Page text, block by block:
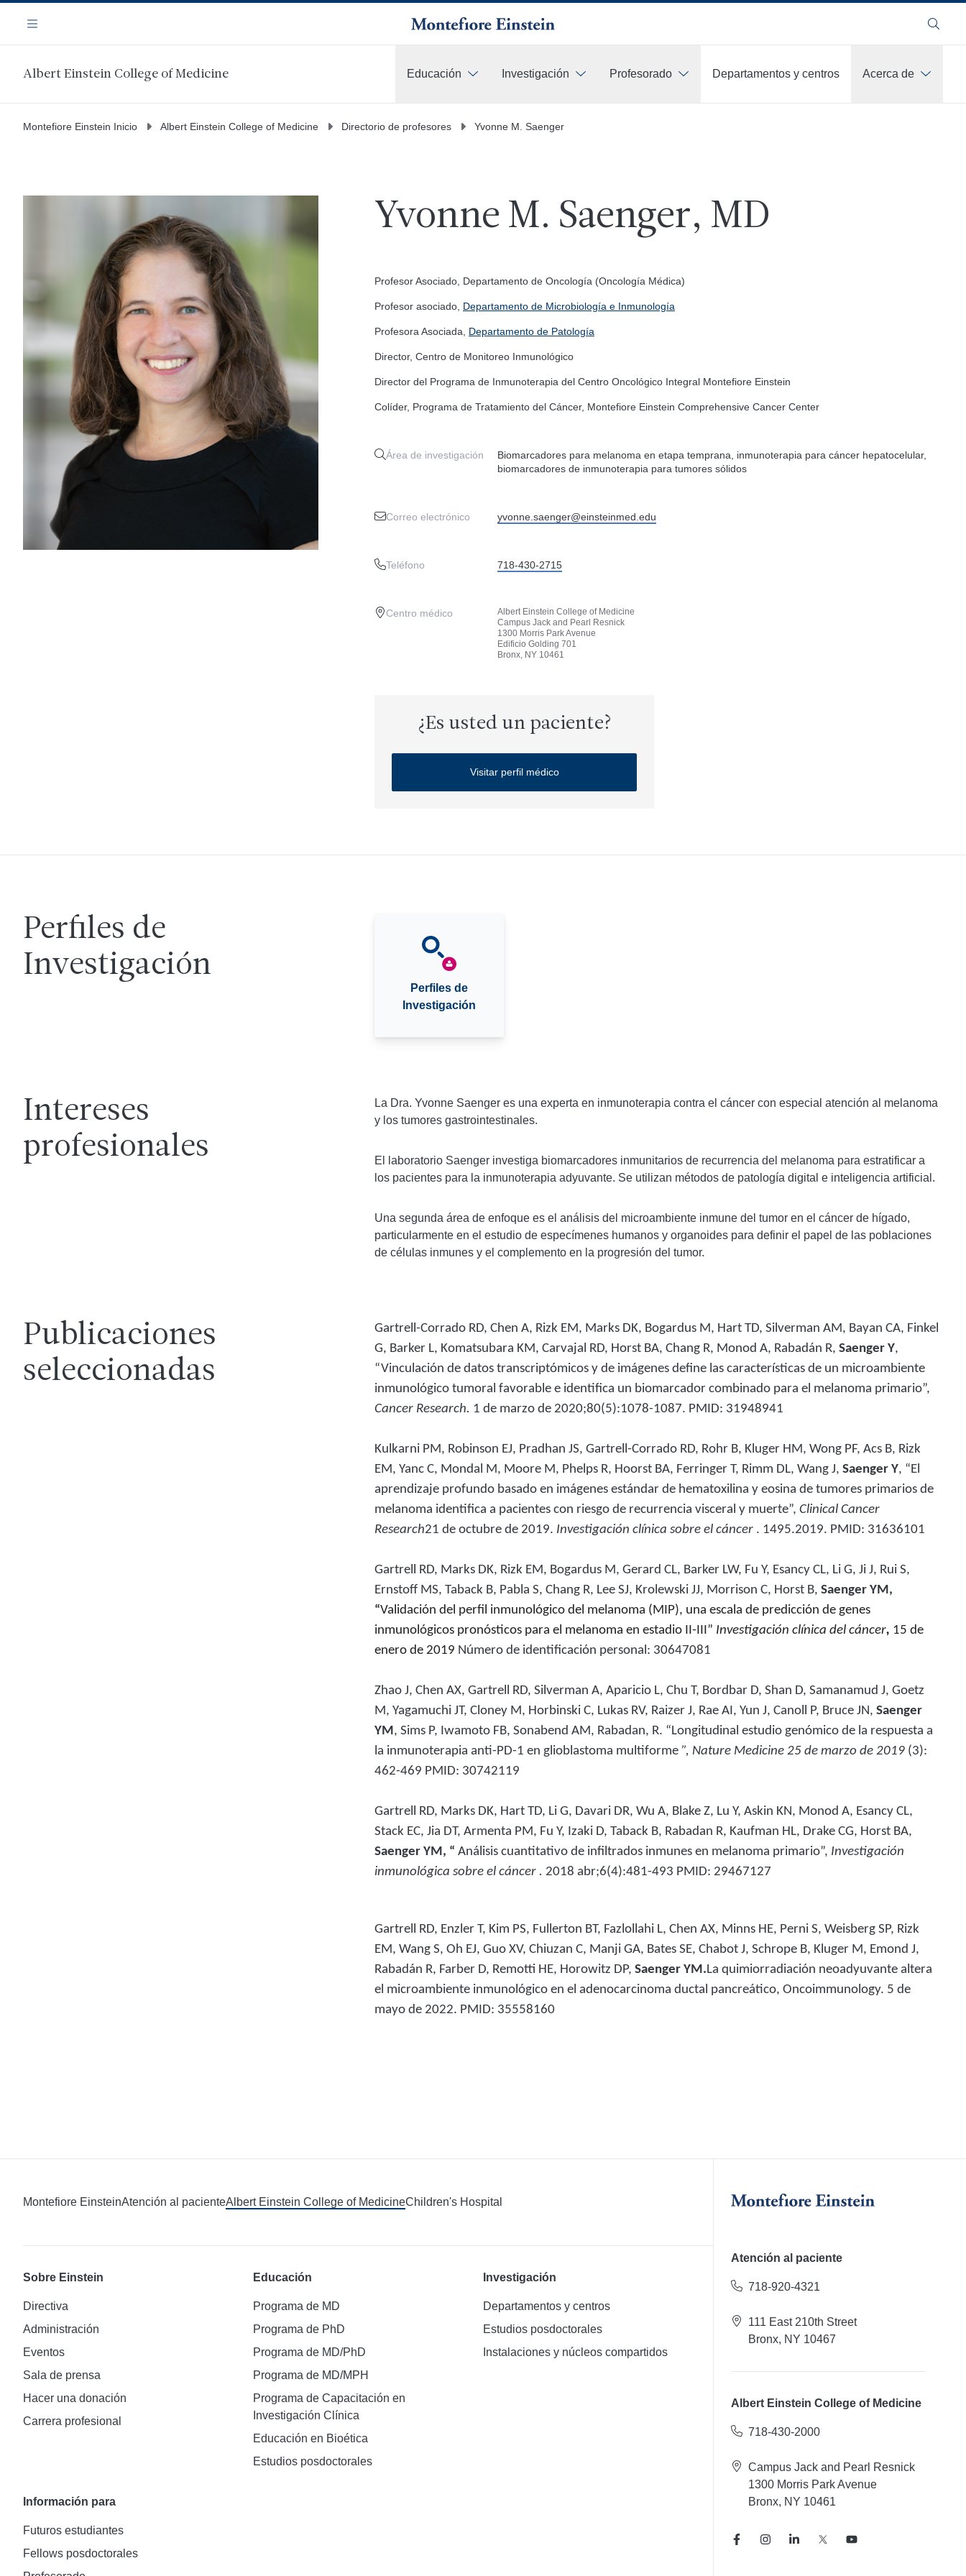
contenido
Navegación
Menú Buscar
Albert Einstein College of Medicine Educación Investigación Profesorado Departamentos y centros
Acerca de
Montefiore Einstein Inicio Albert Einstein College of Medicine Directorio de profesores Yvonne M. Saenger
Yvonne M. Saenger, MD
Profesor Asociado, Departamento de Oncología (Oncología Médica)
Profesor asociado, Departamento de Microbiología e Inmunología
Profesora Asociada, Departamento de Patología
Director, Centro de Monitoreo Inmunológico
Director del Programa de Inmunoterapia del Centro Oncológico Integral Montefiore Einstein
Colíder, Programa de Tratamiento del Cáncer, Montefiore Einstein Comprehensive Cancer Center
Área de investigación
Biomarcadores para melanoma en etapa temprana, inmunoterapia para cáncer hepatocelular,
biomarcadores de inmunoterapia para tumores sólidos
Correo electrónico yvonne.saenger@einsteinmed.edu
Teléfono 718-430-2715
Centro médico
Albert Einstein College of Medicine
Campus Jack and Pearl Resnick
1300 Morris Park Avenue
Edificio Golding 701
Bronx, NY 10461
¿Es usted un paciente?
Visitar perfil médico
Perfiles de
Investigación
Perfiles de
Investigación
Intereses
profesionales
La Dra. Yvonne Saenger es una experta en inmunoterapia contra el cáncer con especial atención al melanoma
y los tumores gastrointestinales.
El laboratorio Saenger investiga biomarcadores inmunitarios de recurrencia del melanoma para estratificar a
los pacientes para la inmunoterapia adyuvante. Se utilizan métodos de patología digital e inteligencia artificial.
Una segunda área de enfoque es el análisis del microambiente inmune del tumor en el cáncer de hígado,
particularmente en el estudio de especímenes humanos y organoides para definir el papel de las poblaciones
de células inmunes y el complemento en la progresión del tumor.
Publicaciones
seleccionadas
Gartrell-Corrado RD, Chen A, Rizk EM, Marks DK, Bogardus M, Hart TD, Silverman AM, Bayan CA, Finkel
G, Barker L, Komatsubara KM, Carvajal RD, Horst BA, Chang R, Monod A, Rabadán R, Saenger Y,
“Vinculación de datos transcriptómicos y de imágenes define las características de un microambiente
inmunológico tumoral favorable e identifica un biomarcador combinado para el melanoma primario”,
Cancer Research. 1 de marzo de 2020;80(5):1078-1087. PMID: 31948941
Kulkarni PM, Robinson EJ, Pradhan JS, Gartrell-Corrado RD, Rohr B, Kluger HM, Wong PF, Acs B, Rizk
EM, Yanc C, Mondal M, Moore M, Phelps R, Hoorst BA, Ferringer T, Rimm DL, Wang J, Saenger Y, “El
aprendizaje profundo basado en imágenes estándar de hematoxilina y eosina de tumores primarios de
melanoma identifica a pacientes con riesgo de recurrencia visceral y muerte”, Clinical Cancer
Research21 de octubre de 2019. Investigación clínica sobre el cáncer. 1495.2019. PMID: 31636101
Gartrell RD, Marks DK, Rizk EM, Bogardus M, Gerard CL, Barker LW, Fu Y, Esancy CL, Li G, Ji J, Rui S,
Ernstoff MS, Taback B, Pabla S, Chang R, Lee SJ, Krolewski JJ, Morrison C, Horst B, Saenger YM,
“Validación del perfil inmunológico del melanoma (MIP), una escala de predicción de genes
inmunológicos pronósticos para el melanoma en estadio II-III” Investigación clínica del cáncer, 15 de
enero de 2019 Número de identificación personal: 30647081
Zhao J, Chen AX, Gartrell RD, Silverman A, Aparicio L, Chu T, Bordbar D, Shan D, Samanamud J, Goetz
M, Yagamuchi JT, Cloney M, Horbinski C, Lukas RV, Raizer J, Rae AI, Yun J, Canoll P, Bruce JN, Saenger
YM, Sims P, Iwamoto FB, Sonabend AM, Rabadan, R. “Longitudinal estudio genómico de la respuesta a
la inmunoterapia anti-PD-1 en glioblastoma multiforme ”, Nature Medicine 25 de marzo de 2019(3):
462-469 PMID: 30742119
Gartrell RD, Marks DK, Hart TD, Li G, Davari DR, Wu A, Blake Z, Lu Y, Askin KN, Monod A, Esancy CL,
Stack EC, Jia DT, Armenta PM, Fu Y, Izaki D, Taback B, Rabadan R, Kaufman HL, Drake CG, Horst BA,
Saenger YM, “ Análisis cuantitativo de infiltrados inmunes en melanoma primario”, Investigación
inmunológica sobre el cáncer . 2018 abr;6(4):481-493 PMID: 29467127
Gartrell RD, Enzler T, Kim PS, Fullerton BT, Fazlollahi L, Chen AX, Minns HE, Perni S, Weisberg SP, Rizk
EM, Wang S, Oh EJ, Guo XV, Chiuzan C, Manji GA, Bates SE, Chabot J, Schrope B, Kluger M, Emond J,
Rabadán R, Farber D, Remotti HE, Horowitz DP, Saenger YM.La quimiorradiación neoadyuvante altera
el microambiente inmunológico en el adenocarcinoma ductal pancreático, Oncoimmunology. 5 de
mayo de 2022. PMID: 35558160
Montefiore EinsteinAtención al pacienteAlbert Einstein College of MedicineChildren's Hospital
Sobre Einstein
Directiva
Administración
Eventos
Sala de prensa
Hacer una donación
Carrera profesional
Educación
Programa de MD
Programa de PhD
Programa de MD/PhD
Programa de MD/MPH
Programa de Capacitación en
Investigación Clínica
Educación en Bioética
Estudios posdoctorales
Investigación
Departamentos y centros
Estudios posdoctorales
Instalaciones y núcleos compartidos
Información para
Futuros estudiantes
Fellows posdoctorales
Atención al paciente
718-920-4321
111 East 210th Street
Bronx, NY 10467
Albert Einstein College of Medicine
718-430-2000
Campus Jack and Pearl Resnick
1300 Morris Park Avenue
Bronx, NY 10461